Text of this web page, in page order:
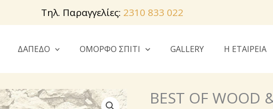
Τηλ. Παραγγελίες: 2310 833 022
ΔΑΠΕΔΟ ΟΜΟΡΦΟ ΣΠΙΤΙ GALLERY Η ΕΤΑΙΡΕΙΑ
BEST OF WOOD